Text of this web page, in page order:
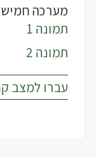
מערכה
תמונה 1
תמונה 2
עברו למצב